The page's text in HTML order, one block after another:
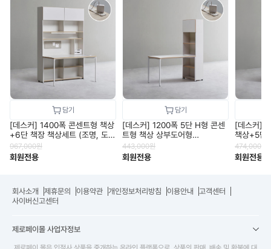
[데스커] 1400폭 콘센트형 책상
+6단 책장 책상세트 (조명, 도
어 포함) DSCJ146ALS
967,000원
회원전용
[데스커] 1200폭 5단 H형 콘센
트형 책상 상부도어형
DSCJ165S
443,000원
회원전용
[데스커]
책상+5단
보드 미포
474,000
회원전용
회사소개 제휴문의 이용약관 개인정보처리방침 이용안내
고객센터
사이버신고센터
제로페이몰 사업자정보